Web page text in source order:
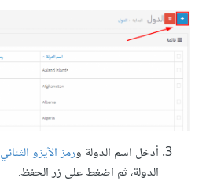
أدخل اسم الدولة ورمز الآيزو الثنائي
الدولة، ثم اضغط على زر الحفظ.